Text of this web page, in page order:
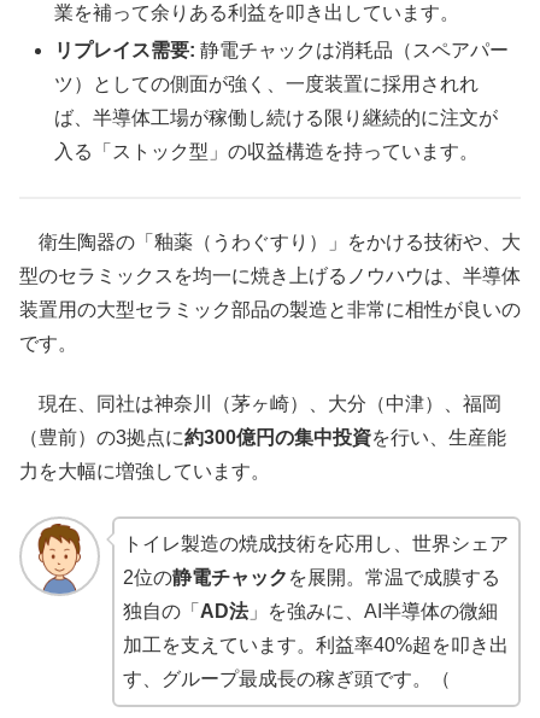
業を補って余りある利益を叩き出しています。
リプレイス需要: 静電チャックは消耗品（スペアパー
ツ）としての側面が強く、一度装置に採用されれ
ば、半導体工場が稼働し続ける限り継続的に注文が
入る「ストック型」の収益構造を持っています。
衛生陶器の「釉薬（うわぐすり）」をかける技術や、大
型のセラミックスを均一に焼き上げるノウハウは、半導体
装置用の大型セラミック部品の製造と非常に相性が良いの
です。
現在、同社は神奈川（茅ヶ崎）、大分（中津）、福岡
（豊前）の3拠点に約300億円の集中投資を行い、生産能
力を大幅に増強しています。
トイレ製造の焼成技術を応用し、世界シェア
2位の静電チャック を展開。常温で成膜する
独自の「 AD法」を強みに、AI半導体の微細
加工を支えています。利益率40%超を叩き出
す、グループ最成長の稼ぎ頭です。（